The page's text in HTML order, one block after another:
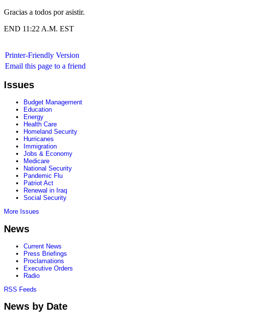
Gracias a todos por asistir.
END 11:22 A.M. EST
Printer-Friendly Version
Email this page to a friend
Issues
Budget Management
Education
Energy
Health Care
Homeland Security
Hurricanes
Immigration
Jobs & Economy
Medicare
National Security
Pandemic Flu
Patriot Act
Renewal in Iraq
Social Security
More Issues
News
Current News
Press Briefings
Proclamations
Executive Orders
Radio
RSS Feeds
News by Date